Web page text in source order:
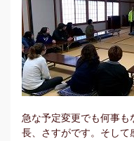
急な予定変更でも何事も
長、さすがです。そして